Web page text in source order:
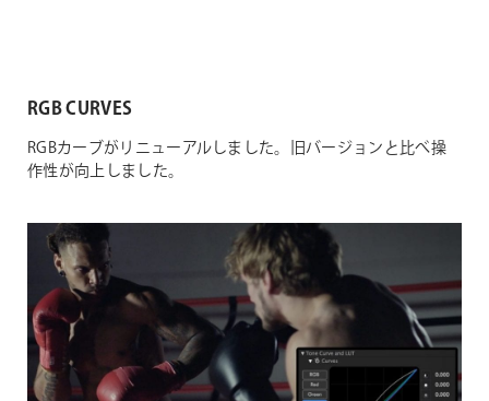
RGB CURVES
RGBカーブがリニューアルしました。旧バージョンと比べ操
作性が向上しました。